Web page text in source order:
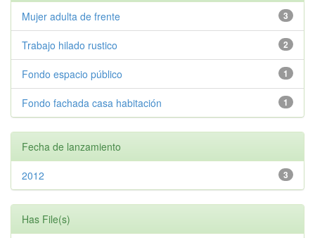
3
Mujer adulta de frente
2
Trabajo hilado rustico
1
Fondo espacio público
1
Fondo fachada casa habitación
Fecha de lanzamiento
3
2012
Has File(s)